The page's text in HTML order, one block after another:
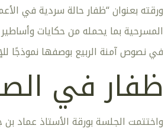
ورقته بعنوان “ظفار حالة سردية في
المسرحية بما يحمله من حكايات
في نصوص آمنة الربيع بوصفها نموذجًا
ظفار في
واختتمت الجلسة بورقة الأستاذ عماد بن